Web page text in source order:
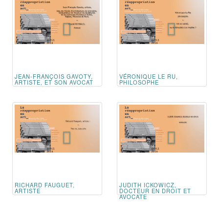
JEAN-FRANÇOIS GAVOTY,
ARTISTE, ET SON AVOCAT
VÉRONIQUE LE RU,
PHILOSOPHE
RICHARD FAUGUET,
ARTISTE
JUDITH ICKOWICZ,
DOCTEUR EN DROIT ET
AVOCATE